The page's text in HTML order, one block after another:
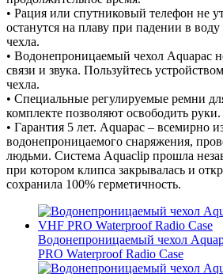
• Рация или спутниковый телефон не
останутся на плаву при падении в воду
чехла.
• Водонепроницаемый чехол Aquapac
связи и звука. Пользуйтесь
чехла.
• Специальные регулируемые ремни
комплекте позволяют освободить руки.
• Гарантия 5 лет. Aquapac – всемирно
водонепроницаемого снаряжения,
людьми. Система Aquaclip прошла
при котором клипса закрывалась и
сохранила 100% герметичность.
Водонепроницаемый чехол
PRO Waterproof Radio Case